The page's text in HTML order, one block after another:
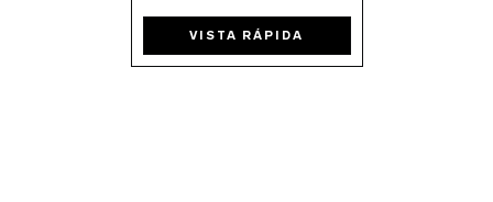
VISTA RÁPIDA